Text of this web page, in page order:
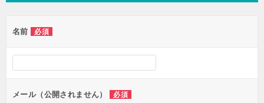
名前 必須
メール（公開されません） 必須